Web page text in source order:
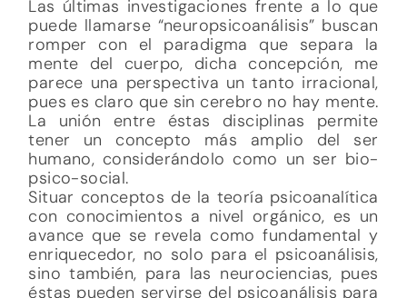
Las últimas investigaciones frente a lo que
puede llamarse “neuropsicoanálisis” buscan
romper con el paradigma que separa la
mente del cuerpo, dicha concepción, me
parece una perspectiva un tanto irracional,
pues es claro que sin cerebro no hay mente.
La unión entre éstas disciplinas permite
tener un concepto más amplio del ser
humano, considerándolo como un ser bio-
psico-social.
Situar conceptos de la teoría psicoanalítica
con conocimientos a nivel orgánico, es un
avance que se revela como fundamental y
enriquecedor, no solo para el psicoanálisis,
sino también, para las neurociencias, pues
éstas pueden servirse del psicoanálisis para